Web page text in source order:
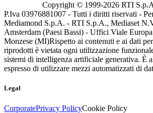
Copyright © 1999-2026 RTI
P.Iva 03976881007 - Tutti i diritti riservati -
Mediamond S.p.A. - RTI S.p.A., Mediaset
Amsterdam (Paesi Bassi) - Uffici Viale
Monzese (MI)Rispetto ai contenuti e ai dati
riprodotti è vietata ogni utilizzazione
sistemi di intelligenza artificiale generativa. È
espresso di utilizzare mezzi automatizzati di
Legal
CorporatePrivacy PolicyCookie Policy